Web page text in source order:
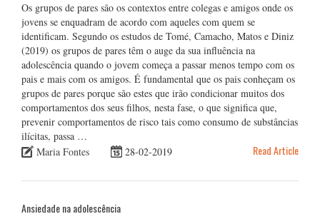
Os grupos de pares são os contextos entre colegas e amigos onde os
jovens se enquadram de acordo com aqueles com quem se
identificam. Segundo os estudos de Tomé, Camacho, Matos e Diniz
(2019) os grupos de pares têm o auge da sua influência na
adolescência quando o jovem começa a passar menos tempo com os
pais e mais com os amigos. É fundamental que os pais conheçam os
grupos de pares porque são estes que irão condicionar muitos dos
comportamentos dos seus filhos, nesta fase, o que significa que,
prevenir comportamentos de risco tais como consumo de substâncias
ilícitas, passa …
Maria Fontes
28-02-2019 Read Article
Ansiedade na adolescência